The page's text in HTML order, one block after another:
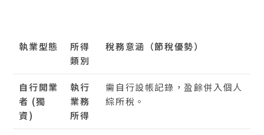
執業型態
所得
類別
稅務意涵（節稅優勢）
自行開業
者 (獨
資)
執行
業務
所得
需自行設帳記錄，盈餘併入個人
綜所稅。